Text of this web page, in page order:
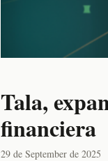
Tala,
financiera
29 de September de 2025